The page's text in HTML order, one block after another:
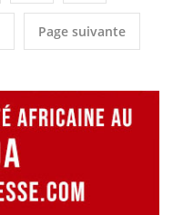
Page suivante